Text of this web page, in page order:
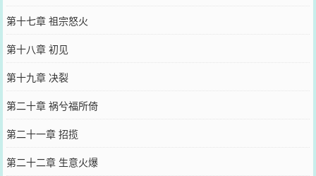
第十七章 祖宗怒火
第十八章 初见
第十九章 决裂
第二十章 祸兮福所倚
第二十一章 招揽
第二十二章 生意火爆